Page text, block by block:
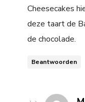
Cheesecakes
deze taart de
de chocolade.
Beantwoorden